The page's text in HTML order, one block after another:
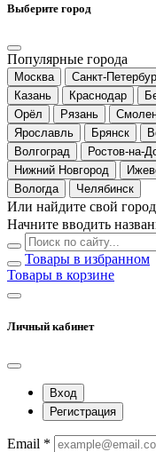
Выберите город
Популярные города
Москва Санкт-
Казань
Краснодар
Орёл
Рязань
Ярославль
Брянск
Волгоград
Ростов-на-
Нижний Новгород
Вологда
Челябинск
Или найдите свой город
Начните вводить
Товары в избранном
Товары в корзине
Личный кабинет
Вход
Регистрация
Email *